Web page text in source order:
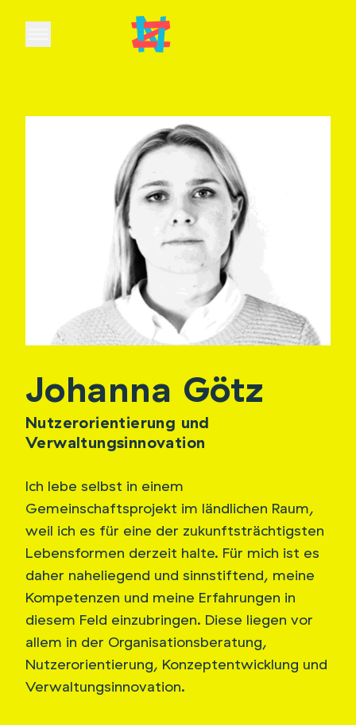
Open main menu
Johanna Götz
Nutzerorientierung und
Verwaltungsinnovation
Ich lebe selbst in einem
Gemeinschaftsprojekt im ländlichen Raum,
weil ich es für eine der zukunftsträchtigsten
Lebensformen derzeit halte. Für mich ist es
daher naheliegend und sinnstiftend, meine
Kompetenzen und meine Erfahrungen in
diesem Feld einzubringen. Diese liegen vor
allem in der Organisationsberatung,
Nutzerorientierung, Konzeptentwicklung und
Verwaltungsinnovation.